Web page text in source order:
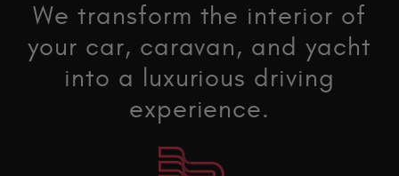
We transform the interior of
your car, caravan, and yacht
into a luxurious driving
experience.